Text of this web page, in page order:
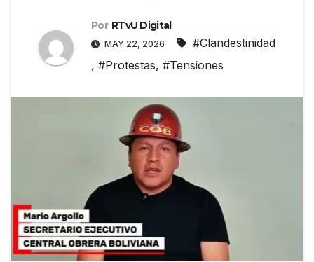
Por RTvU Digital
MAY 22, 2026
#Clandestinidad
, #Protestas, #Tensiones